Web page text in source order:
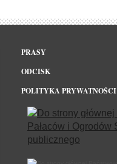
PRASY
ODCISK
POLITYKA PRYWATNOŚCI